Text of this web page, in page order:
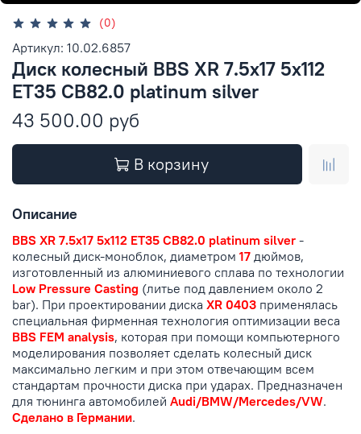
(0)
Артикул: 10.02.6857
Диск колесный BBS XR 7.5x17 5x112
ET35 CB82.0 platinum silver
43 500.00 руб
В корзину
Описание
BBS XR 7.5x17 5x112 ET35 CB82.0 platinum silver -
колесный диск-моноблок, диаметром 17 дюймов,
изготовленный из алюминиевого сплава по технологии
Low Pressure Casting (литье под давлением около 2
bar). При проектировании диска XR 0403 применялась
специальная фирменная технология оптимизации веса
BBS FEM analysis, которая при помощи компьютерного
моделирования позволяет сделать колесный диск
максимально легким и при этом отвечающим всем
стандартам прочности диска при ударах. Предназначен
для тюнинга автомобилей Audi/BMW/Mercedes/VW.
Сделано в Германии.